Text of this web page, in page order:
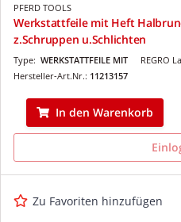
PFERD TOOLS
Werkstattfeile mit Heft
z.Schruppen u.Schlichten
REGRO
Type: WERKSTATTFEILE MIT
Hersteller-Art.Nr.: 11213157
In den Warenkorb
Zu Favoriten hinzufügen